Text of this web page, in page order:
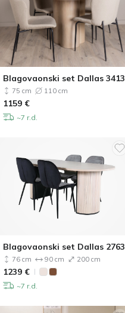
Blagovaonski set Dallas 3413
75 cm 110 cm
1159 €
~7 r.d.
Blagovaonski set Dallas 2763
76 cm 90 cm 200 cm
1239 €
~7 r.d.